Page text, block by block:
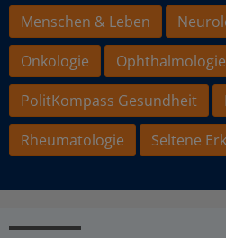
Menschen & Leben
Onkologie
Ophthalmologie
PolitKompass Gesundheit
Rheumatologie
Seltene